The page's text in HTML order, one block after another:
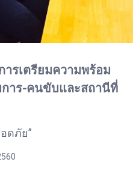
ารเตรียมความพร้อม
าร-คนขับและสถานีที่
ดภัย”